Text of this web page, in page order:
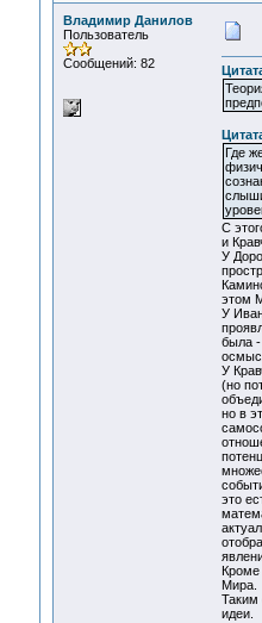
Владимир Данилов
Пользователь
Сообщений: 82
Где
С
и
У
этом
У
была -
У
(но
но в
это
Кроме
Мира.
Таким
идеи.